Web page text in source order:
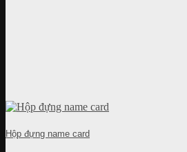
Hộp đựng name card